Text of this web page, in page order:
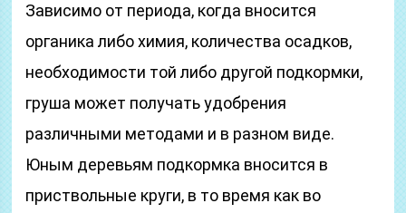
Зависимо от периода, когда вносится
органика либо химия, количества осадков,
необходимости той либо другой подкормки,
груша может получать удобрения
различными методами и в разном виде.
Юным деревьям подкормка вносится в
приствольные круги, в то время как во